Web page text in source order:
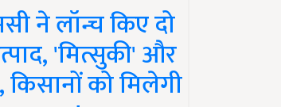
ने लॉन्च किए दो
'मित्सुकी' और
को मिलेगी